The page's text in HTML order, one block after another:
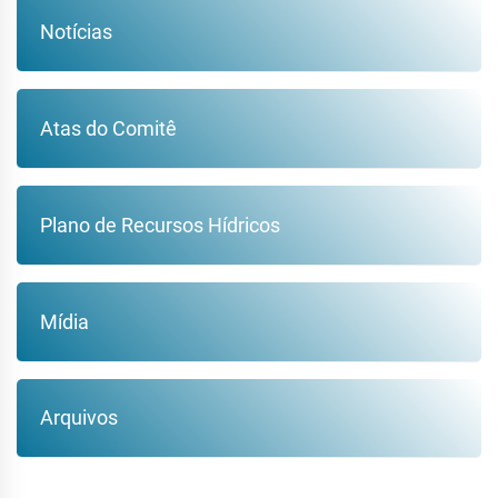
Notícias
Atas do Comitê
Plano de Recursos Hídricos
Mídia
Arquivos